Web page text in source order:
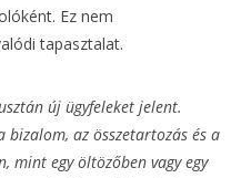
Ez nem
tapasztalat.
új ügyfeleket jelent.
bizalom, az összetartozás és a
mint egy öltözőben vagy egy